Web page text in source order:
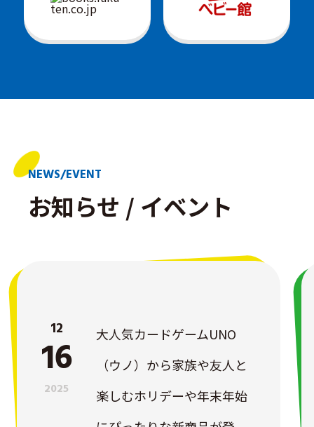
NEWS/EVENT
お知らせ / イベント
12
16
2025
大人気カードゲームUNO
（ウノ）から家族や友人と
楽しむホリデーや年末年始